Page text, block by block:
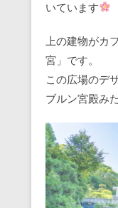
いています
上の建物がカ
宮」です。
この広場のデ
ブルン宮殿み